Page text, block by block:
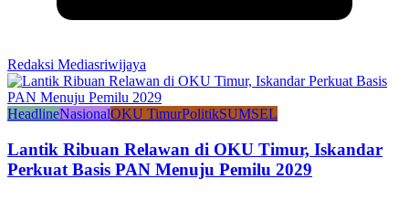
Redaksi Mediasriwijaya
HeadlineNasionalOKU TimurPolitikSUMSEL
Lantik Ribuan Relawan di OKU Timur, Iskandar
Perkuat Basis PAN Menuju Pemilu 2029